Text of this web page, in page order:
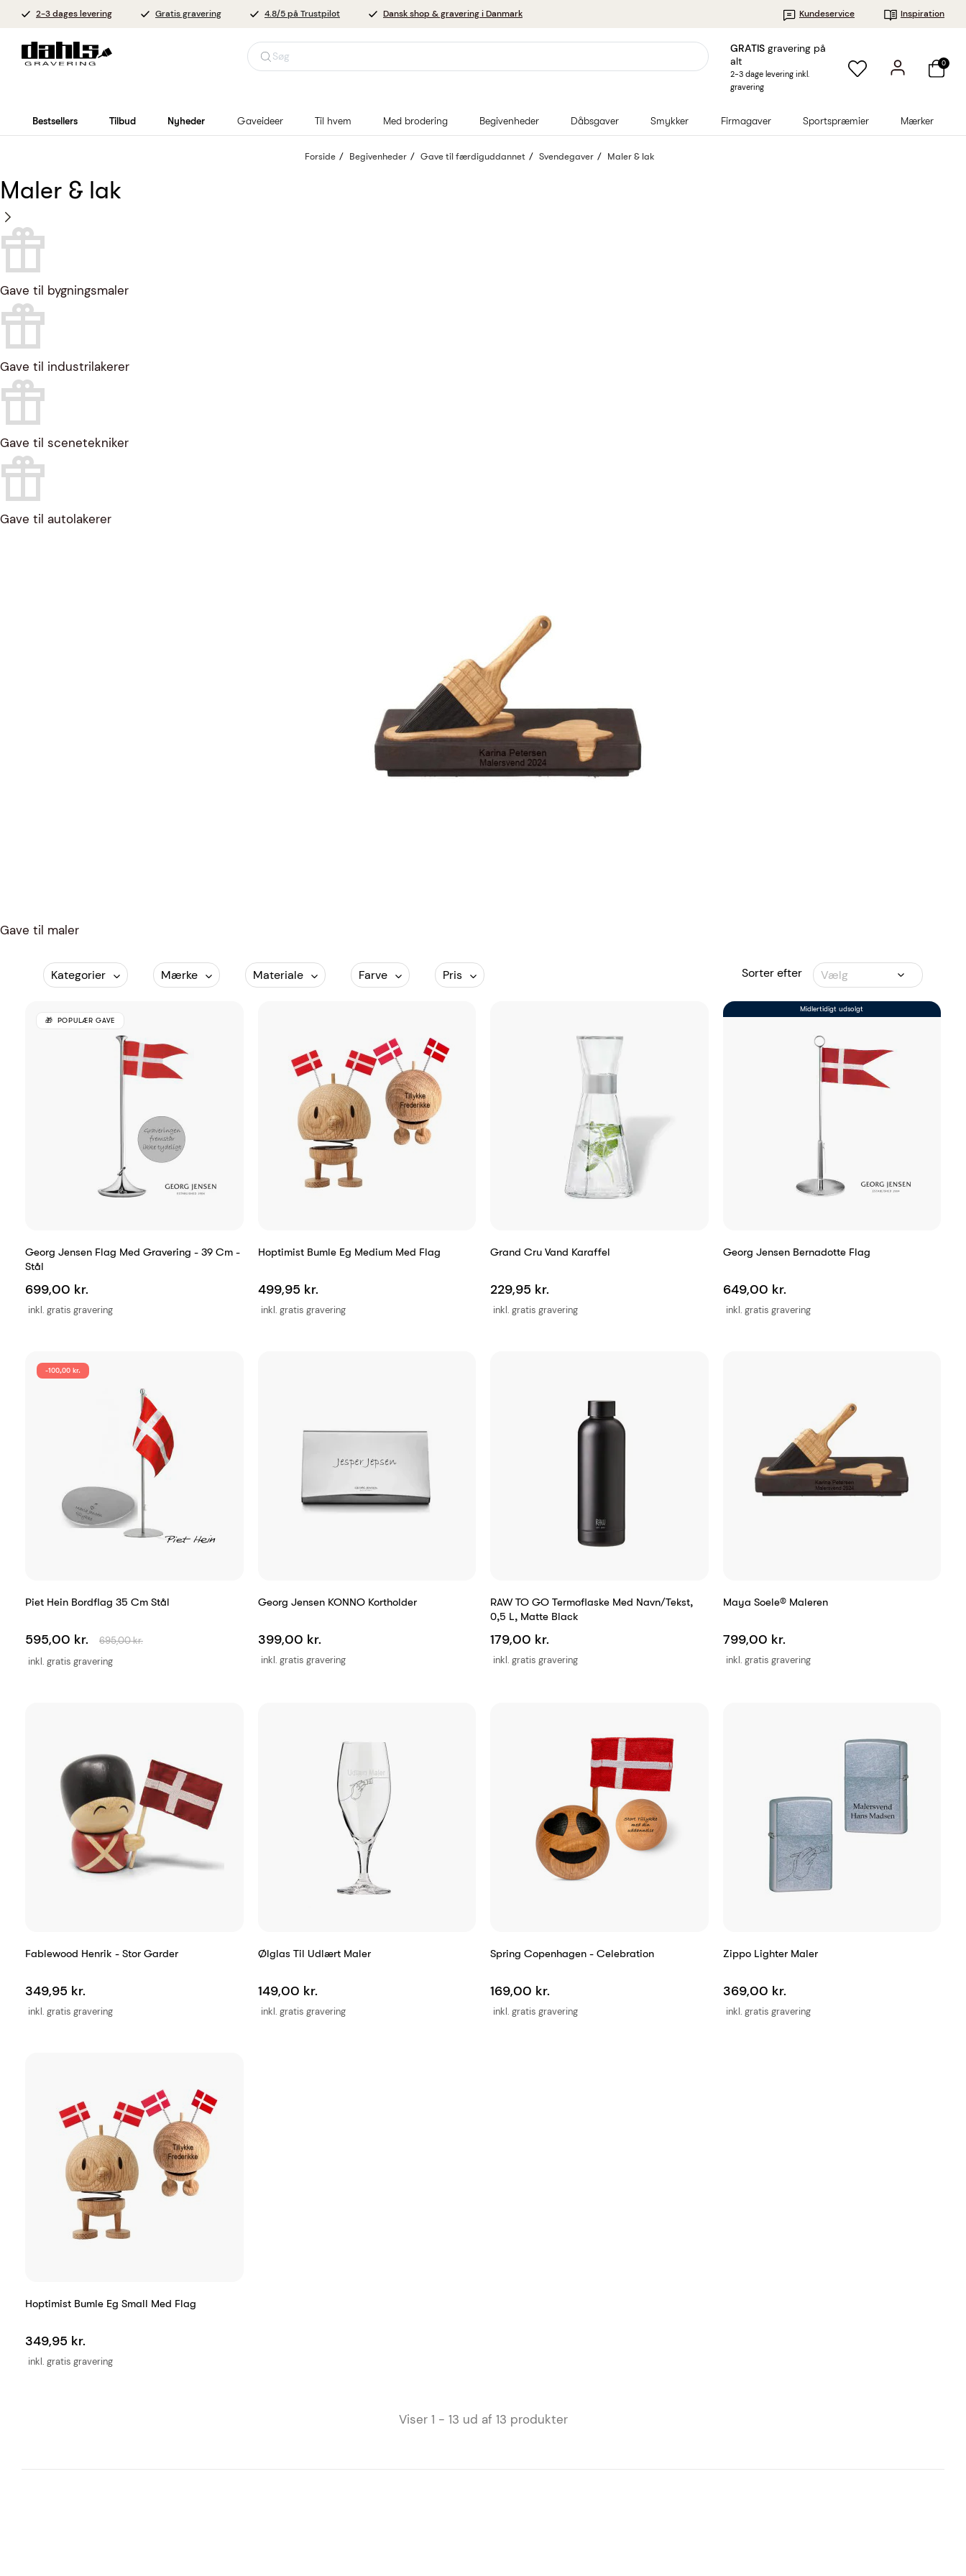
2-3 dages levering Gratis gravering 4.8/5 på Trustpilot Dansk shop & gravering i Danmark Inspiration
Kundeservice
Søg
GRATISgravering på
alt
2-3 dage levering inkl.
gravering
0
Bestsellers Tilbud Nyheder Gaveideer Til hvem Med brodering Begivenheder Dåbsgaver Smykker Firmagaver Sportspræmier Mærker
Forside Begivenheder Gave til færdiguddannet Svendegaver Maler & lak
Maler & lak
Gave til bygningsmaler
Gave til industrilakerer
Gave til scenetekniker
Gave til autolakerer
Gave til maler
Kategorier Mærke Materiale Farve Pris Sorter efter Vælg
Georg Jensen Flag Med Gravering - 39 Cm -
Stål
inkl. gratis gravering
699,00 kr.
POPULÆR GAVE
Hoptimist Bumle Eg Medium Med Flag
inkl. gratis gravering
499,95 kr.
Grand Cru Vand Karaffel
inkl. gratis gravering
229,95 kr.
Georg Jensen Bernadotte Flag
inkl. gratis gravering
649,00 kr.
Midlertidigt udsolgt
Piet Hein Bordflag 35 Cm Stål
inkl. gratis gravering
595,00 kr. 695,00 kr.
-100,00 kr.
Georg Jensen KONNO Kortholder
inkl. gratis gravering
399,00 kr.
RAW TO GO Termoflaske Med Navn/tekst,
0,5 L, Matte Black
inkl. gratis gravering
179,00 kr.
Maya Soele® Maleren
inkl. gratis gravering
799,00 kr.
Fablewood Henrik - Stor Garder
inkl. gratis gravering
349,95 kr.
Ølglas Til Udlært Maler
inkl. gratis gravering
149,00 kr.
Spring Copenhagen - Celebration
inkl. gratis gravering
169,00 kr.
Zippo Lighter Maler
inkl. gratis gravering
369,00 kr.
Hoptimist Bumle Eg Small Med Flag
inkl. gratis gravering
349,95 kr.
Viser 1 - 13 ud af 13 produkter